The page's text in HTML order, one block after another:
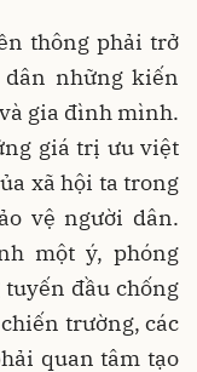
thông phải trở
những kiến
gia đình mình.
giá trị ưu việt
xã hội ta trong
vệ người dân.
một ý, phóng
đầu chống
trường, các
quan tâm tạo